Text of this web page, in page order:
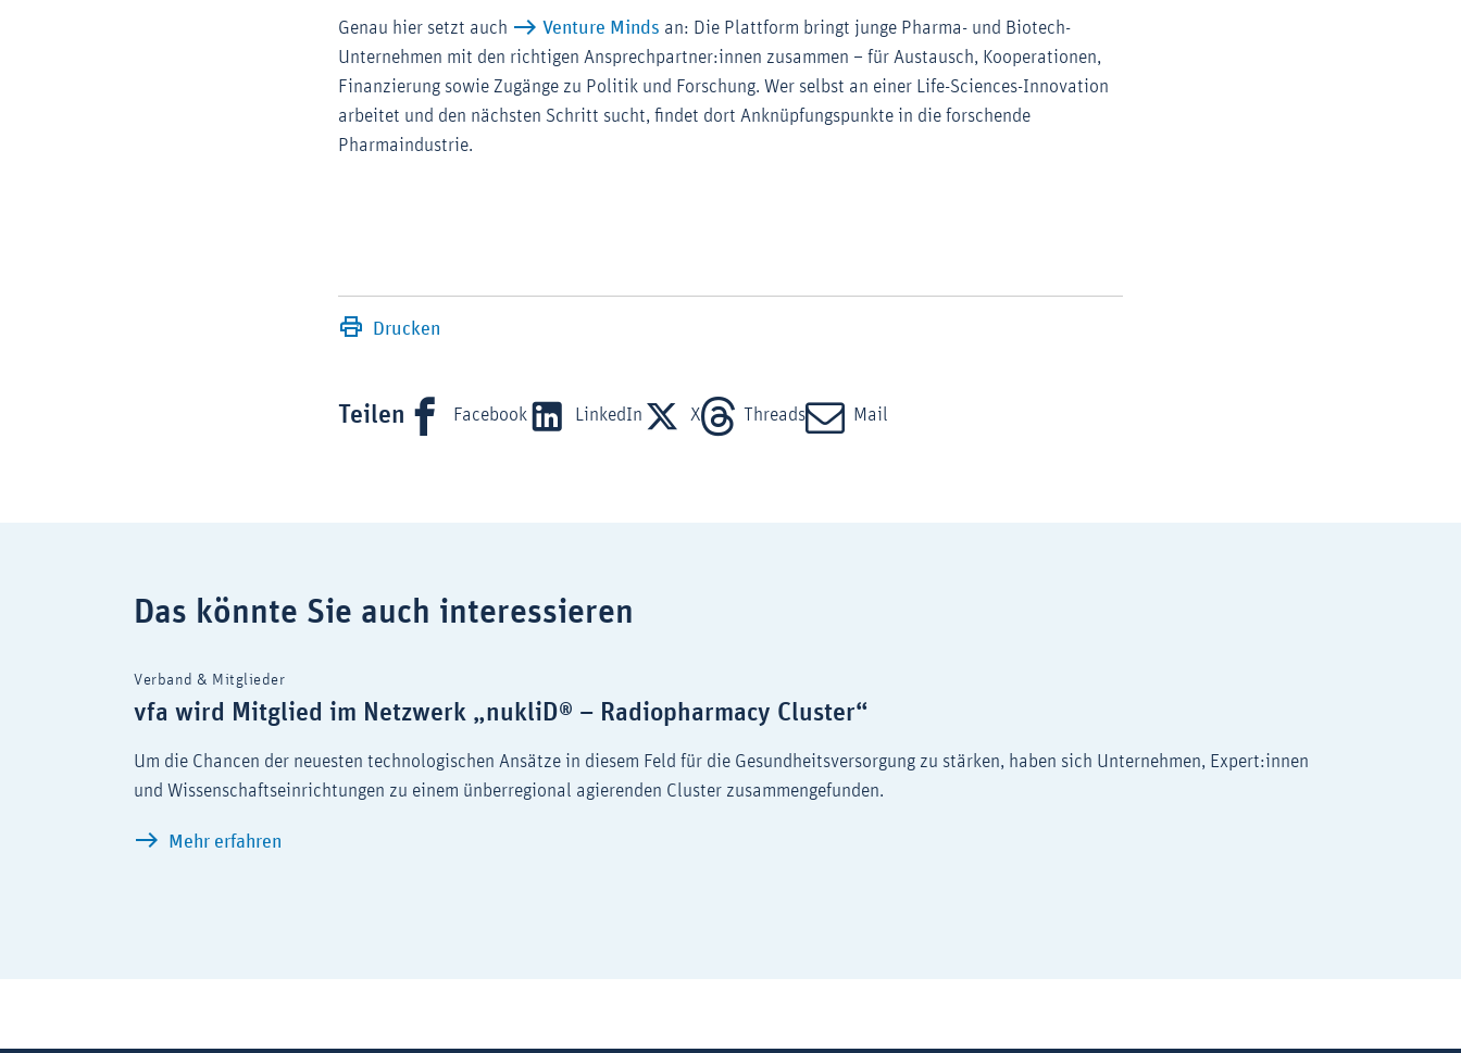
Genau hier setzt auch Venture Minds an: Die Plattform bringt junge Pharma- und Biotech-
Unternehmen mit den richtigen Ansprechpartner:innen zusammen – für Austausch, Kooperationen,
Finanzierung sowie Zugänge zu Politik und Forschung. Wer selbst an einer Life-Sciences-Innovation
arbeitet und den nächsten Schritt sucht, findet dort Anknüpfungspunkte in die forschende
Pharmaindustrie.
Drucken
Teilen Facebook LinkedIn X Threads Mail
Das könnte Sie auch interessieren
Verband & Mitglieder
vfa wird Mitglied im Netzwerk „nukliD® – Radiopharmacy Cluster“
Um die Chancen der neuesten technologischen Ansätze in diesem Feld für die Gesundheitsversorgung zu stärken, haben sich Unternehmen, Expert:innen
und Wissenschaftseinrichtungen zu einem ünberregional agierenden Cluster zusammengefunden.
Mehr erfahren